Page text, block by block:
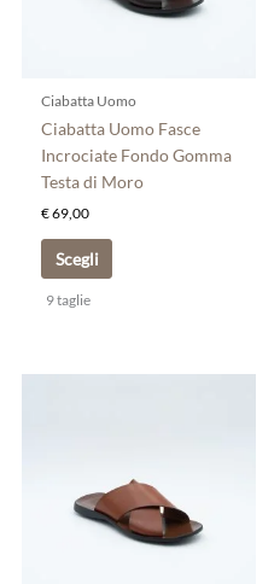
Ciabatta Uomo
Ciabatta Uomo Fasce
Incrociate Fondo Gomma
Testa di Moro
€69,00
Scegli
opzioni
scelte
nella
pagina
del
9 taglie
varianti.
Le
opzioni